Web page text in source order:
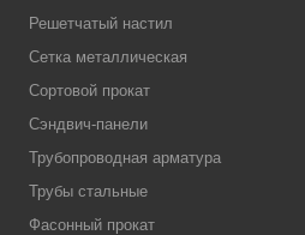
Решетчатый настил
Сетка металлическая
Сортовой прокат
Сэндвич-панели
Трубопроводная арматура
Трубы стальные
Фасонный прокат